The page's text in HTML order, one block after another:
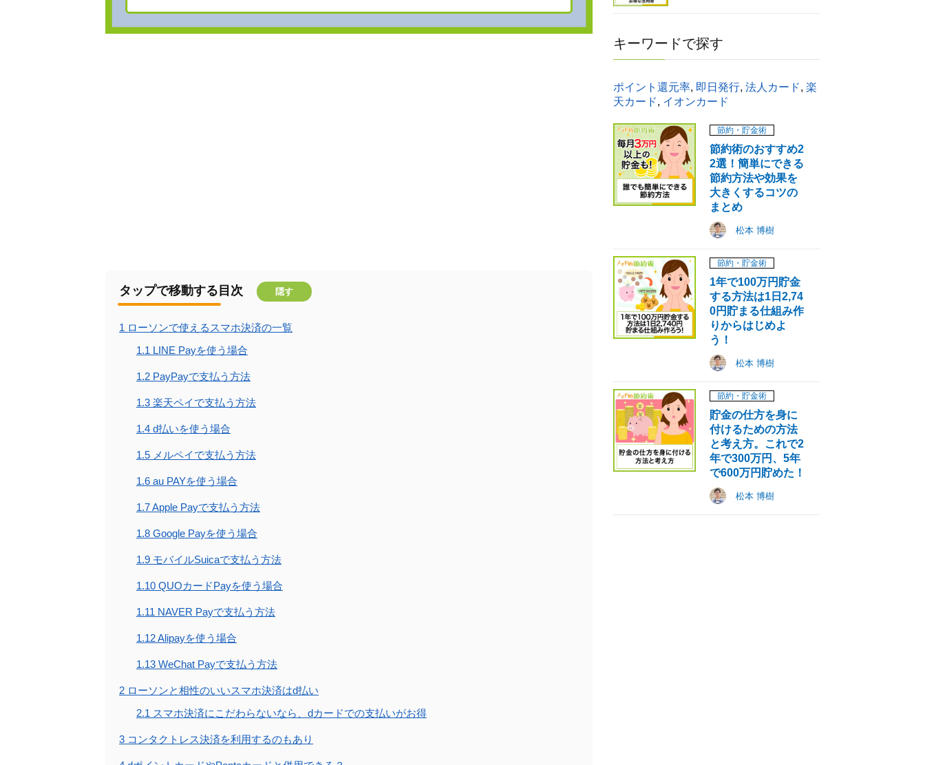
タップで移動する目次 隠す
1 ローソンで使えるスマホ決済の一覧
1.1 LINE Payを使う場合
1.2 PayPayで支払う方法
1.3 楽天ペイで支払う方法
1.4 d払いを使う場合
1.5 メルペイで支払う方法
1.6 au PAYを使う場合
1.7Apple Payで支払う方法
1.8 Google Payを使う場合
1.9 モバイルSuicaで支払う方法
1.10 QUOカードPayを使う場合
1.11 NAVER Payで支払う方法
1.12Alipayを使う場合
1.13 WeChat Payで支払う方法
2 ローソンと相性のいいスマホ決済はd払い
2.1 スマホ決済にこだわらないなら、dカードでの支払いがお得
3 コンタクトレス決済を利用するのもあり
キーワードで探す
ポイント還元率, 即日発行, 法人カード, 楽
天カード, イオンカード
節約・貯金術
節約術のおすすめ2
2選！簡単にできる
節約方法や効果を
大きくするコツの
まとめ
松本 博樹
節約・貯金術
1年で100万円貯金
する方法は1日2,74
0円貯まる仕組み作
りからはじめよ
う！
松本 博樹
節約・貯金術
貯金の仕方を身に
付けるための方法
と考え方。これで2
年で300万円、5年
で600万円貯めた！
松本 博樹